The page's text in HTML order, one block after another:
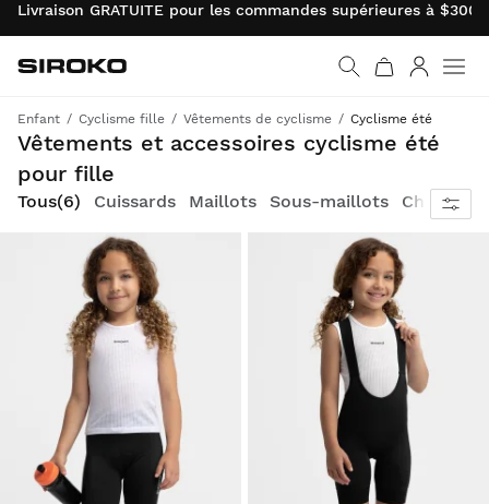
Livraison GRATUITE pour les commandes supérieures à
Retourner à la page
Siroko.com
Enfant Cyclisme fille Vêtements de cyclisme Cyclisme été
Vêtements et accessoires cyclisme été
pour fille
Équipements légers et respirants pour rouler par temps chaud
Tous(6) Cuissards Maillots Sous-maillots